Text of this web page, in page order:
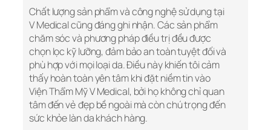
Chất lượng sản phẩm và công nghệ sử dụng tại
V Medical cũng đáng ghi nhận. Các sản phẩm
chăm sóc và phương pháp điều trị đều được
chọn lọc kỹ lưỡng, đảm bảo an toàn tuyệt đối và
phù hợp với mọi loại da. Điều này khiến tôi cảm
thấy hoàn toàn yên tâm khi đặt niềm tin vào
Viện Thẩm Mỹ V Medical, bởi họ không chỉ quan
tâm đến vẻ đẹp bề ngoài mà còn chú trọng đến
sức khỏe làn da khách hàng.